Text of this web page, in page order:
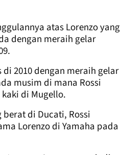
atas Lorenzo yang
dengan meraih gelar
2010 dengan meraih gelar
musim di mana Rossi
di Mugello.
di Ducati, Rossi
Lorenzo di Yamaha pada